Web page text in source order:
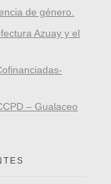
de género.
Azuay y el
– Gualaceo